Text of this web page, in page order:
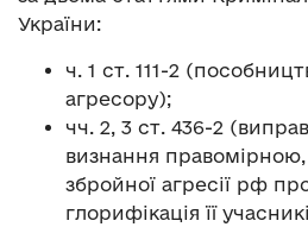
України:
ч. 1 ст. 111-2
агресору);
чч. 2, 3 ст. 436-2
визнання
збройної агресії рф
глорифікація її